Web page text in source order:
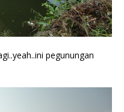
pegunungan